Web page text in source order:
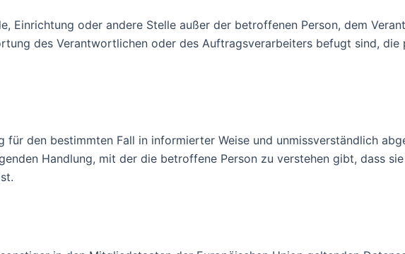
Einrichtung oder andere Stelle außer der betroffenen Person, dem
des Verantwortlichen oder des Auftragsverarbeiters befugt sind, die
den bestimmten Fall in informierter Weise und unmissverständlich
Handlung, mit der die betroffene Person zu verstehen gibt, dass